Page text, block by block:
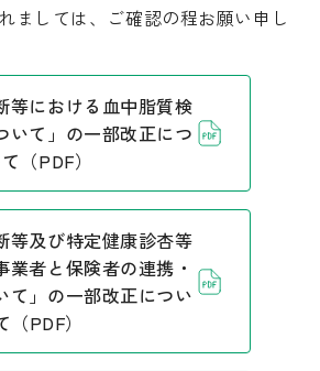
ましては、ご確認の程お願い申し
等における血中脂質検
いて」の一部改正につ
（PDF）
等及び特定健康診杏等
業者と保険者の連携・
て」の一部改正につい
（PDF）